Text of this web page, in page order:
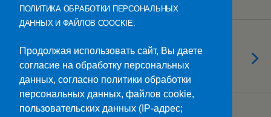
«Цифровой Диктант» написали в
СКС
13.04.2026
ПОЛИТИКА ОБРАБОТКИ ПЕРСОНАЛЬНЫХ
ДАННЫХ И ФАЙЛОВ COOCKIE:
Продолжая использовать сайт, Вы даете
согласие на обработку персональных
данных, согласно политики обработки
персональных данных, файлов cookie,
пользовательских данных (IP-адрес;